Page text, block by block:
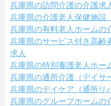
兵庫県の訪問介護の介護求
兵庫県の介護老人保健施設
兵庫県の有料老人ホームの
兵庫県のサービス付き高齢
求人
兵庫県の特別養護老人ホー
兵庫県の通所介護（デイサ
兵庫県のデイケア（通所リ
兵庫県のグループホームの